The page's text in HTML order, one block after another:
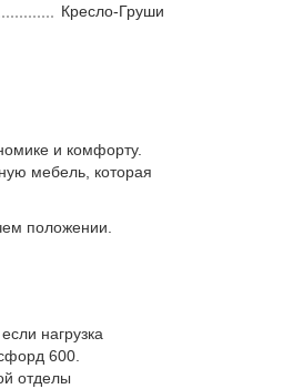
Кресло-Груши
и комфорту.
мебель, которая
положении.
нагрузка
600.
отделы